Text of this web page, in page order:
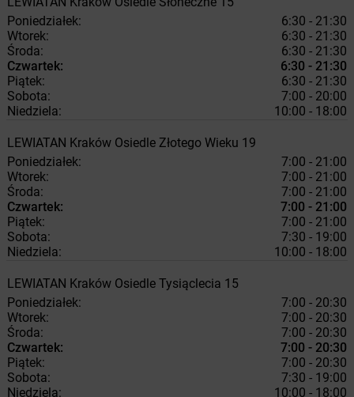
Poniedziałek:
6:30 - 21:30
Wtorek:
6:30 - 21:30
Środa:
6:30 - 21:30
Czwartek:
6:30 - 21:30
Piątek:
6:30 - 21:30
Sobota:
7:00 - 20:00
Niedziela:
10:00 - 18:00
LEWIATAN Kraków Osiedle Złotego Wieku 19
Poniedziałek:
7:00 - 21:00
Wtorek:
7:00 - 21:00
Środa:
7:00 - 21:00
Czwartek:
7:00 - 21:00
Piątek:
7:00 - 21:00
Sobota:
7:30 - 19:00
Niedziela:
10:00 - 18:00
LEWIATAN Kraków Osiedle Tysiąclecia 15
Poniedziałek:
7:00 - 20:30
Wtorek:
7:00 - 20:30
Środa:
7:00 - 20:30
Czwartek:
7:00 - 20:30
Piątek:
7:00 - 20:30
Sobota:
7:30 - 19:00
Niedziela:
10:00 - 18:00